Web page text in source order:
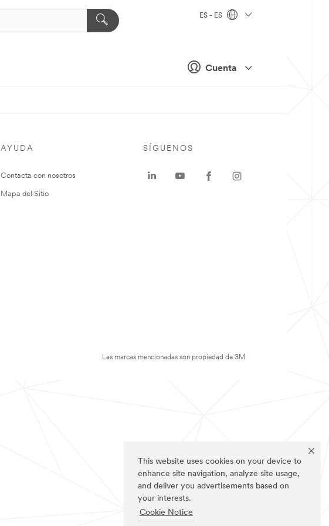
This website uses cookies on your device to
enhance site navigation, analyze site usage,
and deliver you advertisements based on
your interests.
Cookie Notice
Cuenta
ES - ES
AYUDA
Contacta con nosotros
Mapa del Sitio
SÍGUENOS
Las marcas mencionadas son propiedad de 3M